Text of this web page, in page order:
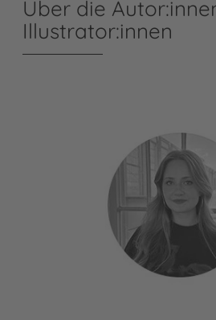
Über die
Illustrator:innen